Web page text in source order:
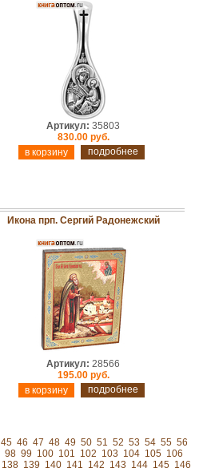
Артикул: 35803
830.00 руб.
подробнее
Икона прп. Сергий Радонежский
Артикул: 28566
195.00 руб.
подробнее
45 46 47 48 49 50 51 52 53 54 55 56
98 99 100 101 102 103 104 105 106
138 139 140 141 142 143 144 145 146